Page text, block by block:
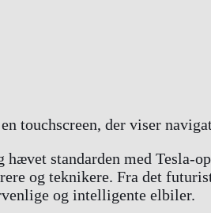
hævet standarden med
og teknikere. Fra det
og intelligente elbiler.